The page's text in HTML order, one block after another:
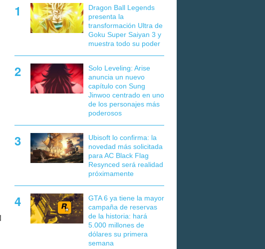
Dragon Ball Legends
presenta la
transformación Ultra de
Goku Super Saiyan 3 y
muestra todo su poder
Solo Leveling: Arise
anuncia un nuevo
capítulo con Sung
Jinwoo centrado en uno
de los personajes más
poderosos
Ubisoft lo confirma: la
novedad más solicitada
para AC Black Flag
Resynced será realidad
próximamente
GTA 6 ya tiene la mayor
campaña de reservas
de la historia: hará
5.000 millones de
dólares su primera
semana